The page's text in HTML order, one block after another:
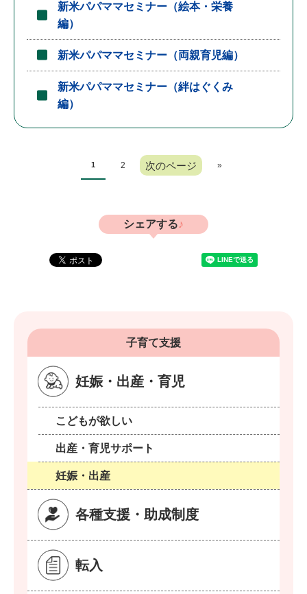
新米パパママセミナー（絵本・栄養
編）
新米パパママセミナー（両親育児編）
新米パパママセミナー（絆はぐくみ
編）
1 2 次のページ »
シェアする
子育て支援
妊娠・出産・育児
こどもが欲しい
出産・育児サポート
妊娠・出産
各種支援・助成制度
転入